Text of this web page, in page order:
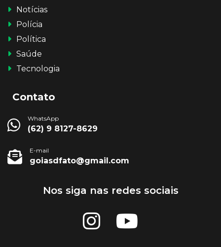
Notícias
Polícia
Política
Saúde
Tecnologia
Contato
WhatsApp
(62) 9 8127-8629
E-mail
goiasdfato@gmail.com
Nos siga nas redes sociais